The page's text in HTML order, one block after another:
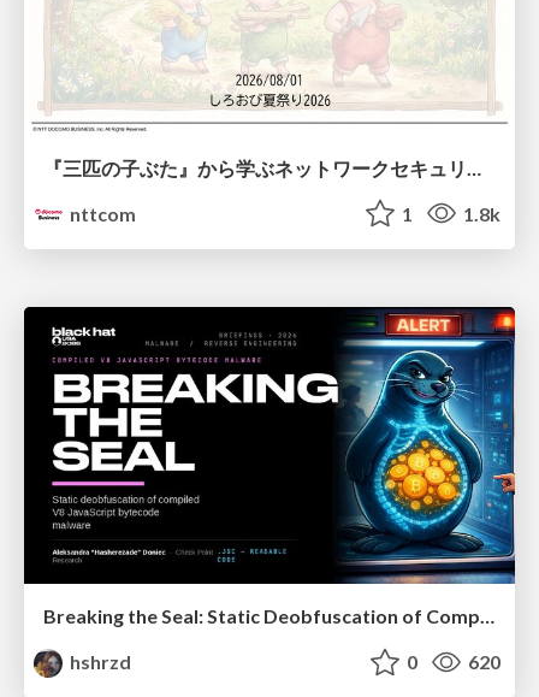
nttcom
1 1.8k
Breaking the Seal: Static Deobfuscation of Compiled V8 JavaScript Bytecode Malware
hshrzd
0 620